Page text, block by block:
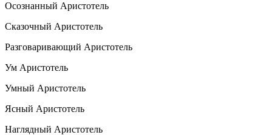
Осознанный Аристотель
Сказочный Аристотель
Разговаривающий Аристотель
Ум Аристотель
Умный Аристотель
Ясный Аристотель
Наглядный Аристотель